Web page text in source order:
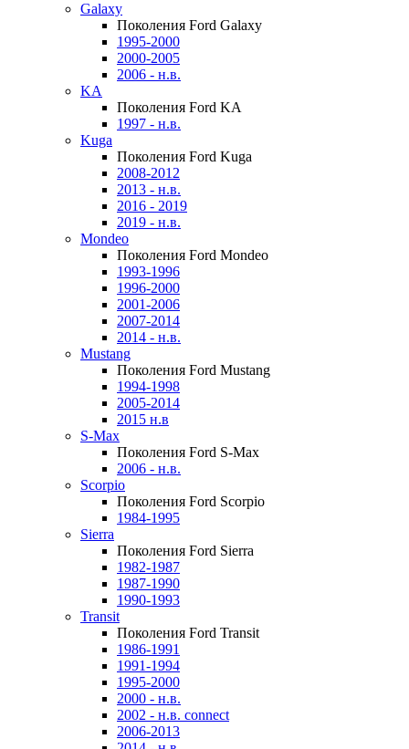
Galaxy
Поколения Ford Galaxy
1995-2000
2000-2005
2006 - н.в.
KA
Поколения Ford KA
1997 - н.в.
Kuga
Поколения Ford Kuga
2008-2012
2013 - н.в.
2016 - 2019
2019 - н.в.
Mondeo
Поколения Ford Mondeo
1993-1996
1996-2000
2001-2006
2007-2014
2014 - н.в.
Mustang
Поколения Ford Mustang
1994-1998
2005-2014
2015 н.в
S-Max
Поколения Ford S-Max
2006 - н.в.
Scorpio
Поколения Ford Scorpio
1984-1995
Sierra
Поколения Ford Sierra
1982-1987
1987-1990
1990-1993
Transit
Поколения Ford Transit
1986-1991
1991-1994
1995-2000
2000 - н.в.
2002 - н.в. connect
2006-2013